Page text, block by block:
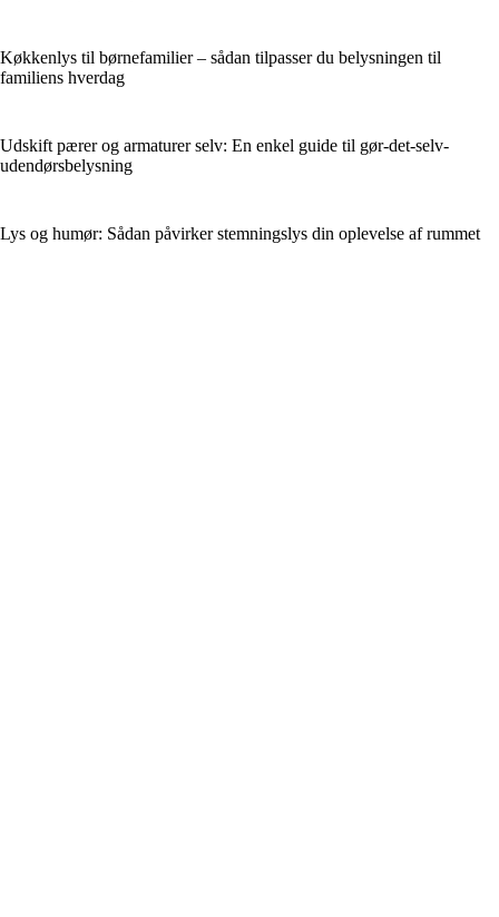
Køkkenlys til børnefamilier – sådan tilpasser du belysningen til
familiens hverdag
Udskift pærer og armaturer selv: En enkel guide til gør-det-selv-
udendørsbelysning
Lys og humør: Sådan påvirker stemningslys din oplevelse af rummet